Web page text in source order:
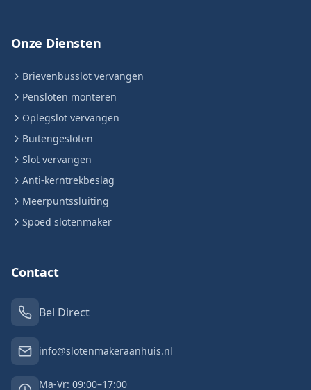
Onze Diensten
Brievenbusslot vervangen
Pensloten monteren
Oplegslot vervangen
Buitengesloten
Slot vervangen
Anti-kerntrekbeslag
Meerpuntssluiting
Spoed slotenmaker
Contact
Bel Direct
info@slotenmakeraanhuis.nl
Ma-Vr: 09:00–17:00